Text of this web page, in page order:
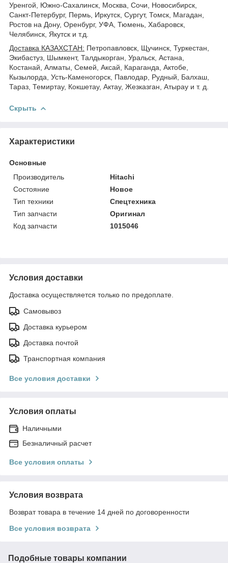
Уренгой, Южно-Сахалинск, Москва, Сочи, Новосибирск,
Санкт-Петербург, Пермь, Иркутск, Сургут, Томск, Магадан,
Ростов на Дону, Оренбург, УФА, Тюмень, Хабаровск,
Челябинск, Якутск и т.д.
Доставка КАЗАХСТАН: Петропавловск, Щучинск, Туркестан,
Экибастуз, Шымкент, Талдыкорган, Уральск, Астана,
Костанай, Алматы, Семей, Аксай, Караганда, Актобе,
Кызылорда, Усть-Каменогорск, Павлодар, Рудный, Балхаш,
Тараз, Темиртау, Кокшетау, Актау, Жезказган, Атырау и т. д.
Скрыть
Характеристики
Основные
Производитель
Hitachi
Состояние
Новое
Тип техники
Спецтехника
Тип запчасти
Оригинал
Код запчасти
1015046
Условия доставки
Доставка осуществляется только по предоплате.
Самовывоз
Доставка курьером
Доставка почтой
Транспортная компания
Все условия доставки
Условия оплаты
Наличными
Безналичный расчет
Все условия оплаты
Условия возврата
Возврат товара в течение 14 дней по договоренности
Все условия возврата
Подобные товары компании